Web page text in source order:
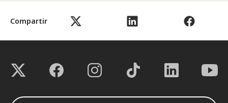
Compartir